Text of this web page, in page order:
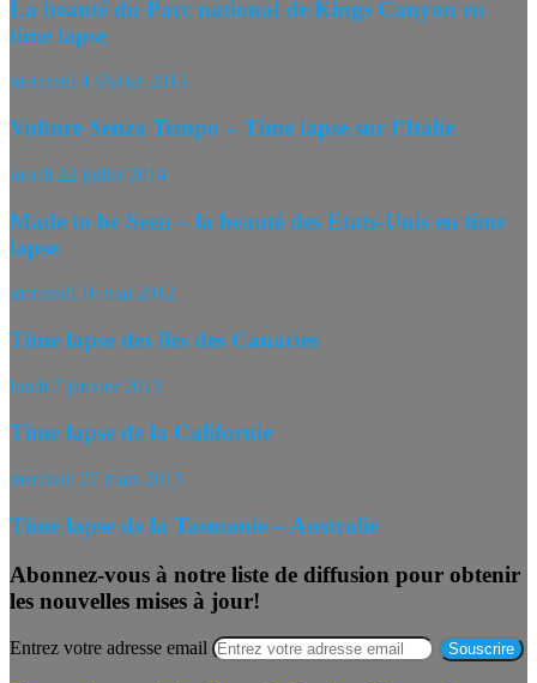
La beauté du Parc national de Kings Canyon en
time lapse
mercredi 4 février 2015
Vulture Senza Tempo – Time lapse sur l’Italie
mardi 22 juillet 2014
Made to be Seen – la beauté des Etats-Unis en time
lapse
mercredi 16 mai 2012
Time lapse des îles des Canaries
lundi 7 janvier 2013
Time lapse de la Californie
mercredi 27 mars 2013
Time lapse de la Tasmanie – Australie
Abonnez-vous à notre liste de diffusion pour obtenir
les nouvelles mises à jour!
Entrez votre adresse email